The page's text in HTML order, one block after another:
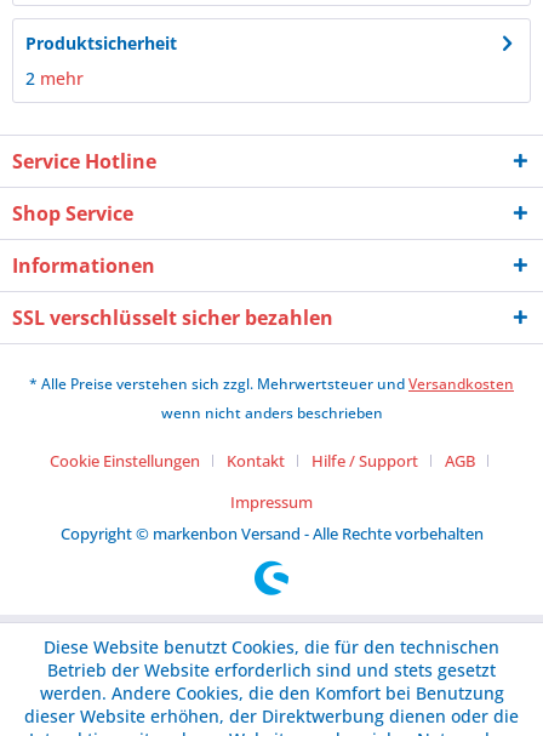
Produktsicherheit
2 mehr
Service Hotline
Shop Service
Informationen
SSL verschlüsselt sicher bezahlen
* Alle Preise verstehen sich zzgl. Mehrwertsteuer undVersandkosten
wenn nicht anders beschrieben
Cookie Einstellungen Kontakt Hilfe / Support
AGB
Impressum
Copyright © markenbon Versand - Alle Rechte vorbehalten
Diese Website benutzt Cookies, die für den technischen
Betrieb der Website erforderlich sind und stets gesetzt
werden. Andere Cookies, die den Komfort bei Benutzung
dieser Website erhöhen, der Direktwerbung dienen oder die